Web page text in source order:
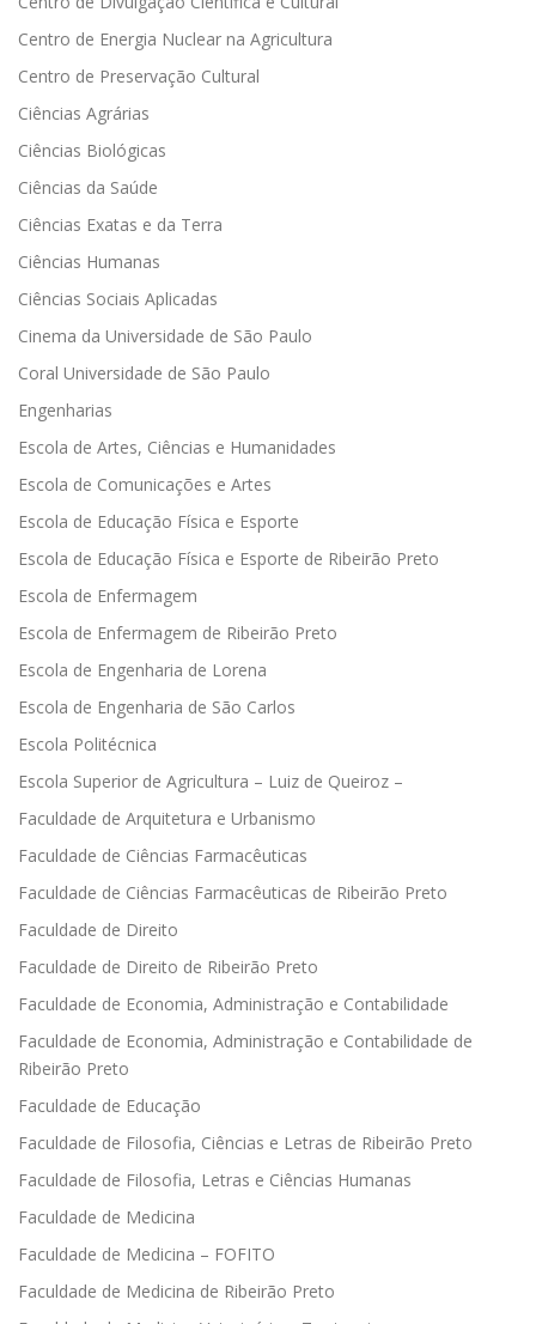
Centro de Energia Nuclear na Agricultura
Centro de Preservação Cultural
Ciências Agrárias
Ciências Biológicas
Ciências da Saúde
Ciências Exatas e da Terra
Ciências Humanas
Ciências Sociais Aplicadas
Cinema da Universidade de São Paulo
Coral Universidade de São Paulo
Engenharias
Escola de Artes, Ciências e Humanidades
Escola de Comunicações e Artes
Escola de Educação Física e Esporte
Escola de Educação Física e Esporte de Ribeirão Preto
Escola de Enfermagem
Escola de Enfermagem de Ribeirão Preto
Escola de Engenharia de Lorena
Escola de Engenharia de São Carlos
Escola Politécnica
Escola Superior de Agricultura – Luiz de Queiroz –
Faculdade de Arquitetura e Urbanismo
Faculdade de Ciências Farmacêuticas
Faculdade de Ciências Farmacêuticas de Ribeirão Preto
Faculdade de Direito
Faculdade de Direito de Ribeirão Preto
Faculdade de Economia, Administração e Contabilidade
Faculdade de Economia, Administração e Contabilidade de
Ribeirão Preto
Faculdade de Educação
Faculdade de Filosofia, Ciências e Letras de Ribeirão Preto
Faculdade de Filosofia, Letras e Ciências Humanas
Faculdade de Medicina
Faculdade de Medicina – FOFITO
Faculdade de Medicina de Ribeirão Preto